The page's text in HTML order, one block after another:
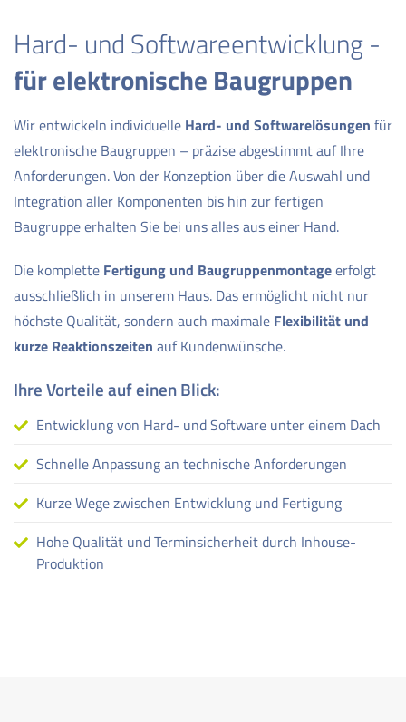
Hard- und Softwareentwicklung -
für elektronische Baugruppen
Wir entwickeln individuelle Hard- und Softwarelösungen für
elektronische Baugruppen – präzise abgestimmt auf Ihre
Anforderungen. Von der Konzeption über die Auswahl und
Integration aller Komponenten bis hin zur fertigen
Baugruppe erhalten Sie bei uns alles aus einer Hand.
Die komplette Fertigung und Baugruppenmontageerfolgt
ausschließlich in unserem Haus. Das ermöglicht nicht nur
höchste Qualität, sondern auch maximale Flexibilität und
kurze Reaktionszeiten auf Kundenwünsche.
Ihre Vorteile auf einen Blick:
Entwicklung von Hard- und Software unter einem Dach
Schnelle Anpassung an technische Anforderungen
Kurze Wege zwischen Entwicklung und Fertigung
Hohe Qualität und Terminsicherheit durch Inhouse-
Produktion